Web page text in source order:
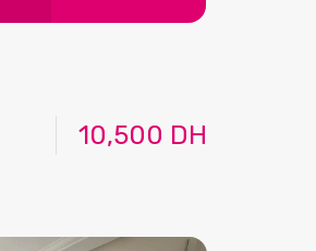
10,500 DH